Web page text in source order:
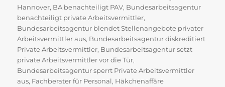
Hannover, BA benachteiligt PAV, Bundesarbeitsagentur
benachteiligt private Arbeitsvermittler,
Bundesarbeitsagentur blendet Stellenangebote privater
Arbeitsvermittler aus, Bundesarbeitsagentur diskreditiert
Private Arbeitsvermittler, Bundesarbeitsagentur setzt
private Arbeitsvermittler vor die Tür,
Bundesarbeitsagentur sperrt Private Arbeitsvermittler
aus, Fachberater für Personal, Häkchenaffäre